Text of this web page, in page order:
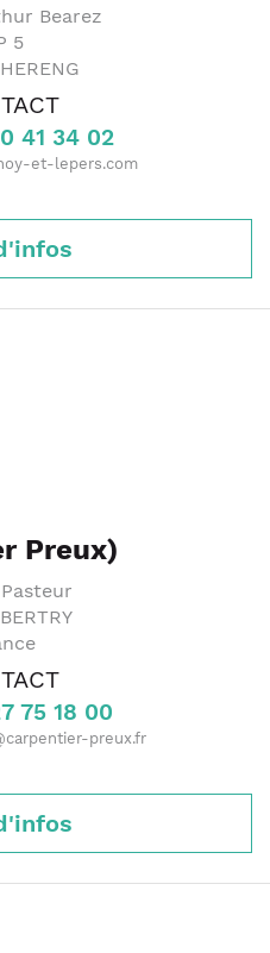
Bearez
5
41 34 02
et-lepers.com
Preux)
BERTRY
75 18 00
preux.fr